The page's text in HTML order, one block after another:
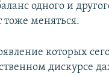
одного и
тоже меняться.
которых
дискурсе